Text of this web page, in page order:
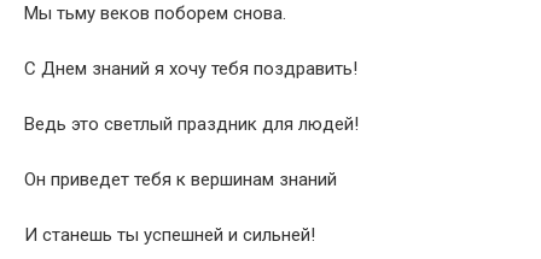
Мы тьму веков поборем снова.
С Днем знаний я хочу тебя поздравить!
Ведь это светлый праздник для людей!
Он приведет тебя к вершинам знаний
И станешь ты успешней и сильней!